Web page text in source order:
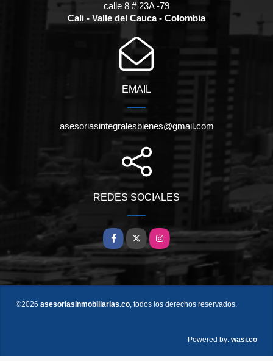
calle 8 # 23A -79
Cali - Valle del Cauca - Colombia
EMAIL
asesoriasintegralesbienes@gmail.com
REDES SOCIALES
Facebook
X Instagram
©2026 asesoriasinmobiliarias.co, todos los derechos reservados.
Powered by: wasi.co